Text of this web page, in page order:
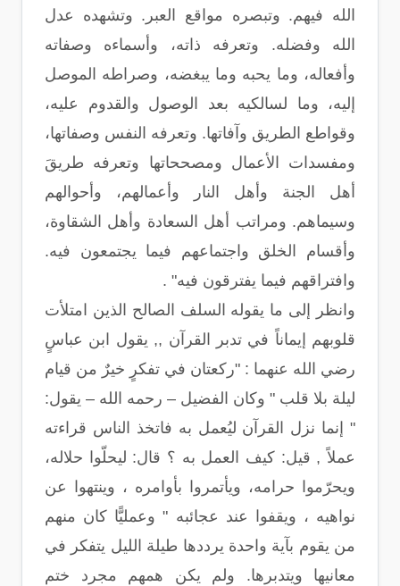
الله فيهم. وتبصره مواقع العبر. وتشهده عدل
الله وفضله. وتعرفه ذاته، وأسماءه وصفاته
وأفعاله، وما يحبه وما يبغضه، وصراطه الموصل
إليه، وما لسالكيه بعد الوصول والقدوم عليه،
وقواطع الطريق وآفاتها. وتعرفه النفس وصفاتها،
ومفسدات الأعمال ومصححاتها وتعرفه طريقَ
أهل الجنة وأهل النار وأعمالهم، وأحوالهم
وسيماهم. ومراتب أهل السعادة وأهل الشقاوة،
وأقسام الخلق واجتماعهم فيما يجتمعون فيه.
وافتراقهم فيما يفترقون فيه" .
وانظر إلى ما يقوله السلف الصالح الذين امتلأت
قلوبهم إيماناً في تدبر القرآن ,, يقول ابن عباسٍ
رضي الله عنهما : "ركعتان في تفكرٍ خيرٌ من قيام
ليلة بلا قلب " وكان الفضيل – رحمه الله – يقول:
" إنما نزل القرآن ليُعمل به فاتخذ الناس قراءته
عملاً , قيل: كيف العمل به ؟ قال: ليحلّوا حلاله،
ويحرّموا حرامه، ويأتمروا بأوامره ، وينتهوا عن
نواهيه ، ويقفوا عند عجائبه " وعمليًّا كان منهم
من يقوم بآية واحدة يرددها طيلة الليل يتفكر في
معانيها ويتدبرها. ولم يكن همهم مجرد ختم